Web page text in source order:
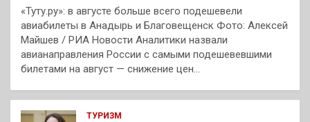
«Туту.ру»: в августе больше всего подешевели
авиабилеты в Анадырь и Благовещенск Фото: Алексей
Майшев / РИА Новости Аналитики назвали
авианаправления России с самыми подешевевшими
билетами на август — снижение цен…
ТУРИЗМ